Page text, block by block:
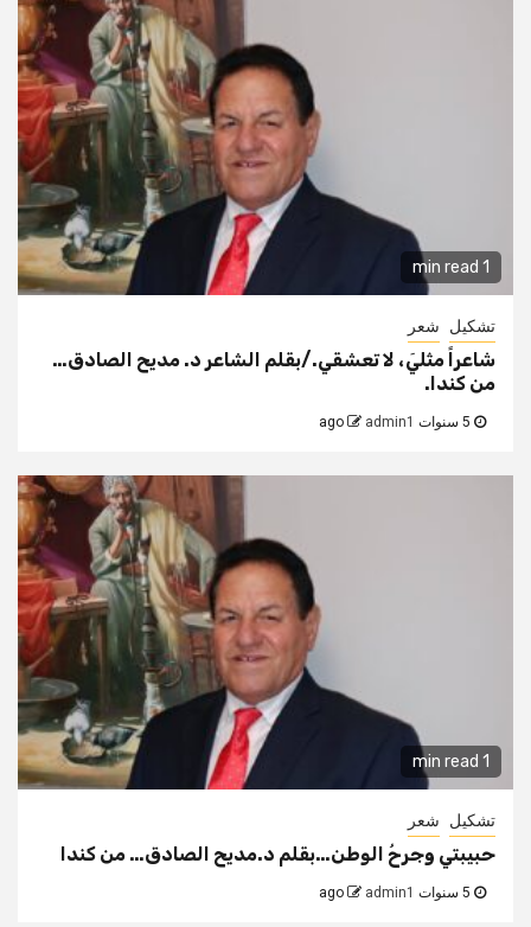
1 min read
تشكيل شعر
شاعراً مثليَ، لا تعشقي./بقلم الشاعر د. مديح الصادق…
من كندا.
admin1
1 min read
تشكيل شعر
حبيبتي وجرحُ الوطن…بقلم د.مديح الصادق… من كندا
admin1